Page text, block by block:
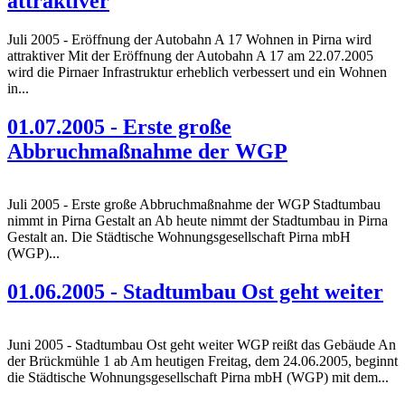
Juli 2005 - Eröffnung der Autobahn A 17 Wohnen in Pirna wird
attraktiver Mit der Eröffnung der Autobahn A 17 am 22.07.2005
wird die Pirnaer Infrastruktur erheblich verbessert und ein Wohnen
in...
01.07.2005 - Erste große
Abbruchmaßnahme der WGP
Juli 2005 - Erste große Abbruchmaßnahme der WGP Stadtumbau
nimmt in Pirna Gestalt an Ab heute nimmt der Stadtumbau in Pirna
Gestalt an. Die Städtische Wohnungsgesellschaft Pirna mbH
(WGP)...
01.06.2005 - Stadtumbau Ost geht weiter
Juni 2005 - Stadtumbau Ost geht weiter WGP reißt das Gebäude An
der Brückmühle 1 ab Am heutigen Freitag, dem 24.06.2005, beginnt
die Städtische Wohnungsgesellschaft Pirna mbH (WGP) mit dem...